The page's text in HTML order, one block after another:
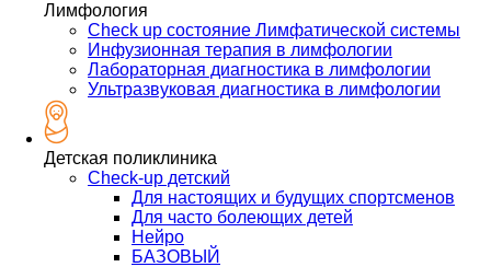
Лимфология
Check up состояние Лимфатической системы
Инфузионная терапия в лимфологии
Лабораторная диагностика в лимфологии
Ультразвуковая диагностика в лимфологии
Детская поликлиника
Check-up детский
Для настоящих и будущих спортсменов
Для часто болеющих детей
Нейро
БАЗОВЫЙ